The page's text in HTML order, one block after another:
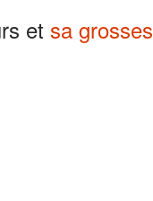
et sa